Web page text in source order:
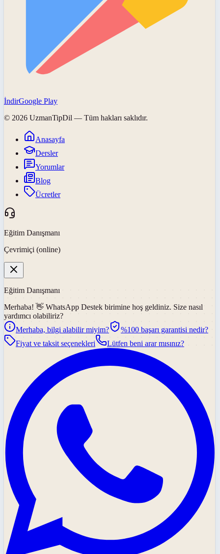
İndirGoogle Play
© 2026 UzmanTipDil — Tüm hakları saklıdır.
Anasayfa
Dersler
Yorumlar
Blog
Ücretler
Eğitim Danışmanı
Çevrimiçi (online)
Eğitim Danışmanı
Merhaba! 👋 WhatsApp Destek birimine hoş geldiniz. Size nasıl
yardımcı olabiliriz?
Merhaba, bilgi alabilir miyim?
%100 başarı garantisi nedir?
Fiyat ve taksit seçenekleri
Lütfen beni arar mısınız?